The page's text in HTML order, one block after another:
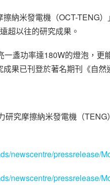
納米發電機（OCT-TENG
超以往的研究成果。
盞功率達180W的燈泡，更
果已刊登於著名期刊《自然
究摩擦納米發電機（
newscentre/pressrelease/
newscentre/pressrelease/